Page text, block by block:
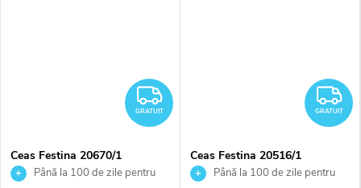
GRATUIT
GRATUIT
Ceas Festina 20670/1
Până la 100 de zile pentru
GRATUIT
Ceas Festina 20516/1
Până la 100 de zile pentru